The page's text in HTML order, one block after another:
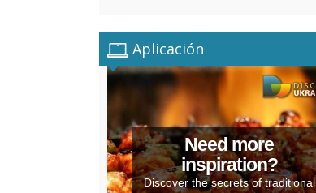
Aplicación
Need more
inspiration?
Discover the secrets of traditional